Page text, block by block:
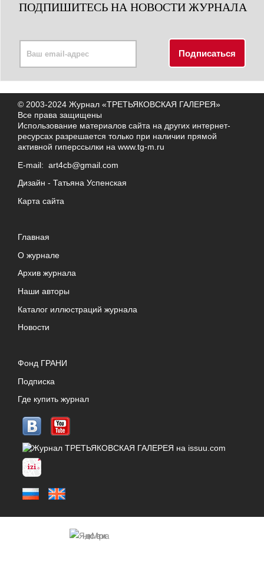
ПОДПИШИТЕСЬ НА НОВОСТИ ЖУРНАЛА
© 2003-2024 Журнал «ТРЕТЬЯКОВСКАЯ ГАЛЕРЕЯ»
Все права защищены
Использование материалов сайта на других интернет-
ресурсах разрешается только при наличии прямой
активной гиперссылки на www.tg-m.ru
E-mail: art4cb@gmail.com
Дизайн - Татьяна Успенская
Карта сайта
Главная
О журнале
Архив журнала
Наши авторы
Каталог иллюстраций журнала
Новости
Фонд ГРАНИ
Подписка
Где купить журнал